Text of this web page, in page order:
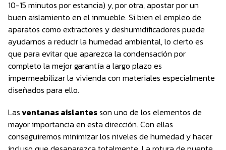
10-15 minutos por estancia) y, por otra, apostar por un
buen aislamiento en el inmueble. Si bien el empleo de
aparatos como extractores y deshumidificadores puede
ayudarnos a reducir la humedad ambiental, lo cierto es
que para evitar que aparezca la condensación por
completo la mejor garantía a largo plazo es
impermeabilizar la vivienda con materiales especialmente
diseñados para ello.
Lasventanas aislantesson uno de los elementos de
mayor importancia en esta dirección. Con ellas
conseguiremos minimizar los niveles de humedad y hacer